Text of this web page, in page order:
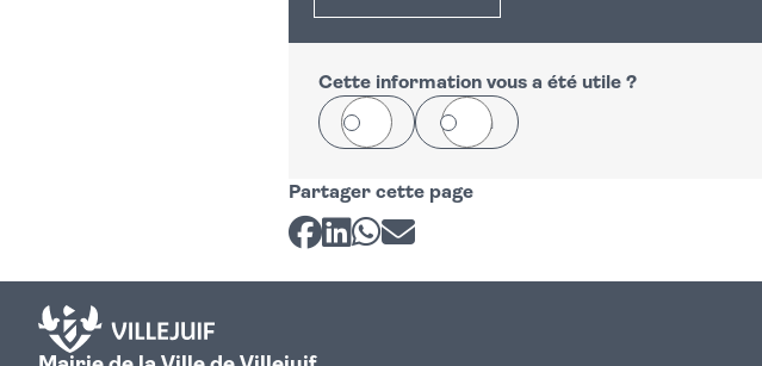
Cette information vous a été utile ?
Oui Non
Partager cette page
Partager sur Facebook
Partager sur LinkedIn
Partager sur Whatsapp
Partager par courriel